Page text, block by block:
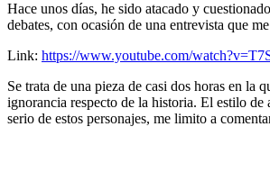
Hace unos días, he sido atacado y
debates, con ocasión de una entrevista que
Link: https://www.youtube.com/
Se trata de una pieza de casi dos horas en la
ignorancia respecto de la historia. El estilo
serio de estos personajes, me limito a